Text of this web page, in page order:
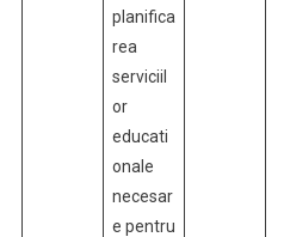
planifica
rea
serviciil
or
educati
onale
necesar
e pentru